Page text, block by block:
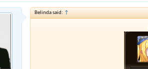
Belinda said: ↑